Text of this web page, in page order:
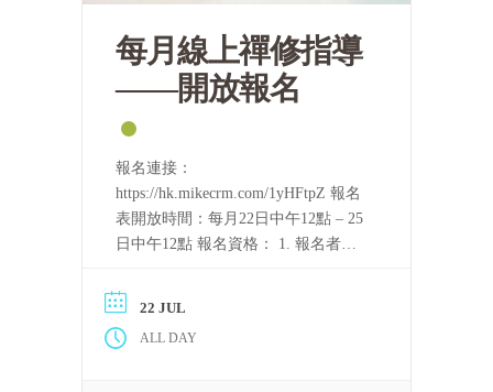
每月線上禪修指導
——開放報名
報名連接：
https://hk.mikecrm.com/1yHFtpZ 報名
表開放時間：每月22日中午12點 – 25
日中午12點 報名資格： 1. 報名者需
「泰國四念處禪修課程」的音頻，或
只要可以滿足上述條件，每一位修
22 JUL
ALL DAY